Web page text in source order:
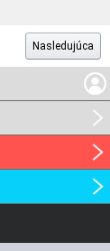
Nasledujúca